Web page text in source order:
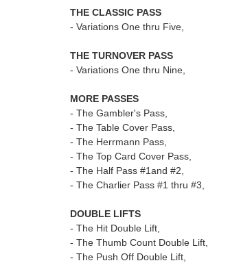
THE CLASSIC PASS
- Variations One thru Five,
THE TURNOVER PASS
- Variations One thru Nine,
MORE PASSES
- The Gambler's Pass,
- The Table Cover Pass,
- The Herrmann Pass,
- The Top Card Cover Pass,
- The Half Pass #1and #2,
- The Charlier Pass #1 thru #3,
DOUBLE LIFTS
- The Hit Double Lift,
- The Thumb Count Double Lift,
- The Push Off Double Lift,